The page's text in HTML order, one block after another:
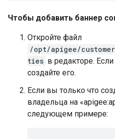
Чтобы добавить баннер
Откройте файл
/opt/apigee/
ties в редакторе.
создайте его.
Если вы только что
владельца на
следующем примере: